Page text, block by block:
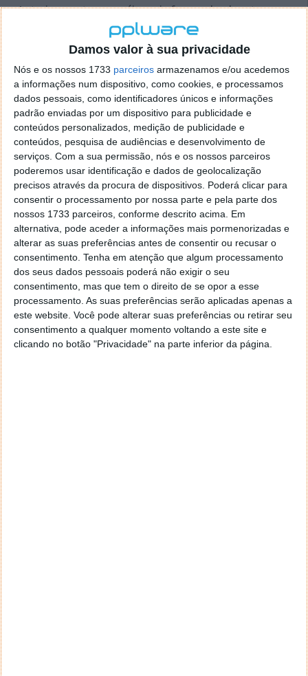
Damos valor à sua privacidade
Nós e os nossos 1733 parceiros armazenamos e/ou acedemos
a informações num dispositivo, como cookies, e processamos
dados pessoais, como identificadores únicos e informações
padrão enviadas por um dispositivo para publicidade e
conteúdos personalizados, medição de publicidade e
conteúdos, pesquisa de audiências e desenvolvimento de
serviços. Com a sua permissão, nós e os nossos parceiros
poderemos usar identificação e dados de geolocalização
precisos através da procura de dispositivos. Poderá clicar para
consentir o processamento por nossa parte e pela parte dos
nossos 1733 parceiros, conforme descrito acima. Em
alternativa, pode aceder a informações mais pormenorizadas e
alterar as suas preferências antes de consentir ou recusar o
consentimento. Tenha em atenção que algum processamento
dos seus dados pessoais poderá não exigir o seu
consentimento, mas que tem o direito de se opor a esse
processamento. As suas preferências serão aplicadas apenas a
este website. Você pode alterar suas preferências ou retirar seu
consentimento a qualquer momento voltando a este site e
clicando no botão "Privacidade" na parte inferior da página.
Anteriormente, os anéis mais fracos do planeta eram
fotografados apenas pelo Keck Observatory
Havai e pela
Voyager 2
, que voou por Úrano em 1986.
Na época, a Voyager tirou fotos do planeta,
mostrando que era umaesfera uniforme azul ciano
devido à sua atmosfera pesada de metano.
O JWST, por outro lado, pode observar algumas das
diferenças na atmosfera de Úrano.
No lado direito do planeta há uma área de
brilho no polo voltado para o Sol, conhecida